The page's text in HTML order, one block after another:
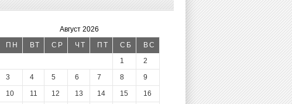
Август 2026
ПН
ВТ СР ЧТ ПТ СБ ВС
1
2
3
4 5 6 7 8
9
10
11 12 13 14 15
16